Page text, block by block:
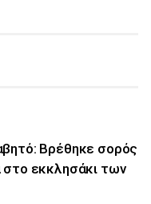
Βρέθηκε σορός
στο εκκλησάκι των